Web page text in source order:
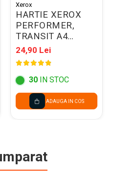
Xerox
HARTIE XEROX
PERFORMER,
TRANSIT A4
500COLI/TOP 80G
003R90649
24,90 Lei
30 IN STOC
ADAUGA IN COS